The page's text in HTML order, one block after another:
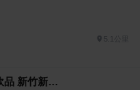
5.1公里
思茶MissingTea手作飲品 新竹新莊店